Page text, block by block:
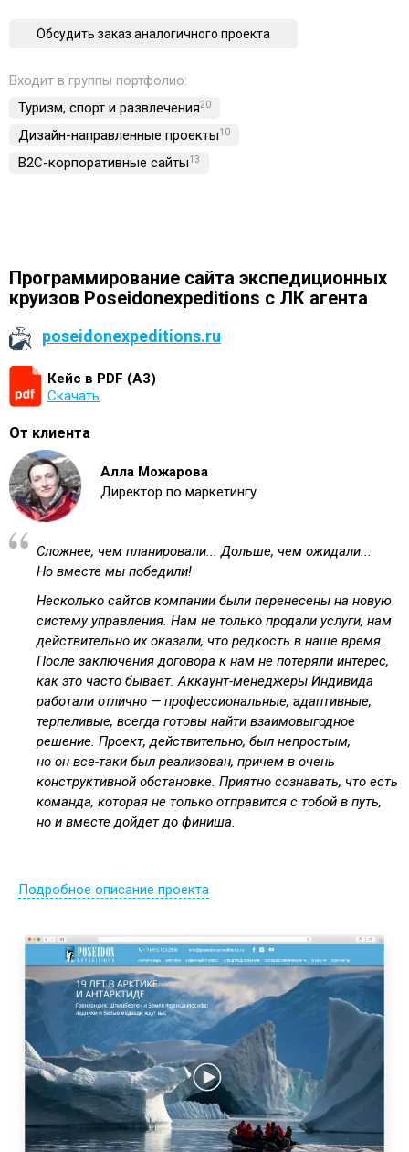
Обсудить заказ аналогичного проекта
Входит в группы портфолио:
Туризм, спорт и развлечения20
Дизайн-направленные проекты10
B2C-корпоративные сайты13
Программирование сайта экспедиционных
круизов Poseidonexpeditions с ЛК агента
poseidonexpeditions.ru
Кейс в PDF (А3)
Скачать
От клиента
Алла Можарова
Директор по маркетингу
Сложнее, чем планировали... Дольше, чем ожидали...
Но вместе мы победили!
Несколько сайтов компании были перенесены на новую
систему управления. Нам не только продали услуги, нам
действительно их оказали, что редкость в наше время.
После заключения договора к нам не потеряли интерес,
как это часто бывает. Аккаунт-менеджеры Индивида
работали отлично — профессиональные, адаптивные,
терпеливые, всегда готовы найти взаимовыгодное
решение. Проект, действительно, был непростым,
но он все-таки был реализован, причем в очень
конструктивной обстановке. Приятно сознавать, что есть
команда, которая не только отправится с тобой в путь,
но и вместе дойдет до финиша.
Подробное описание проекта